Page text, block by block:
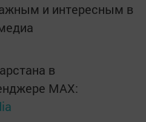
и интересным в
в
MАХ: